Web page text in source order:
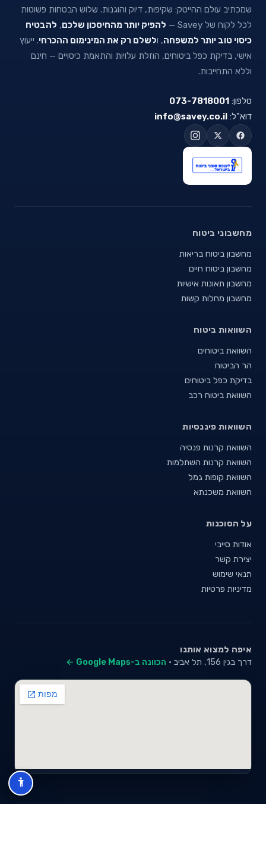
שמכתיב עולם ההייטק: שקיפות, דיוק והוגנות. שלוש הבטחות פשוטות
לכל לקוח של Savey —
להפיק יותר מהחיסכון שלכם, להבטיח
כיסוי טוב יותר למשפחה, ולשלם רק את המינימום ההכרחי. ייעוץ
אישי, בדיקת כפל ביטוחים, הוזלת עלויות והתאמת כיסויים — חינם
וללא התחייבות.
טלפון: 073-7818001
דוא"ל: info@savey.co.il
מחשבוני ביטוח
מחשבון ביטוח בריאות
מחשבון ביטוח חיים
מחשבון תאונות אישיות
מחשבון מחלות קשות
השוואות ביטוח
השוואת ביטוחים
הר הביטוח
בדיקת כפל ביטוחים
השוואת ביטוח רכב
השוואות פיננסיות
השוואת קרנות פנסיה
השוואת קרנות השתלמות
השוואת קופות גמל
השוואת משכנתא
על הסוכנות
אודות סייבי
יצירת קשר
תנאי שימוש
מדיניות פרטיות
איפה למצוא אותנו
דרך בגין 156, תל אביב · הכוונה ב-Google Maps ←